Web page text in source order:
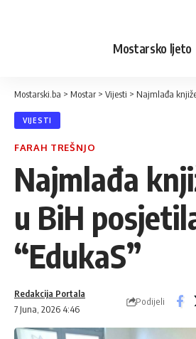
Mostarsko ljeto
Mostarski.ba > Mostar > Vijesti > Najmlađa
VIJESTI
FARAH TREŠNJO
Najmlađa
u BiH
“EdukaS”
7 Juna, 2026 4:46
Redakcija Portala
Podijeli